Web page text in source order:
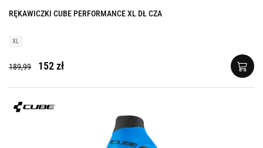
RĘKAWICZKI CUBE PERFORMANCE XL DŁ CZA
XL
189,99 152 zł